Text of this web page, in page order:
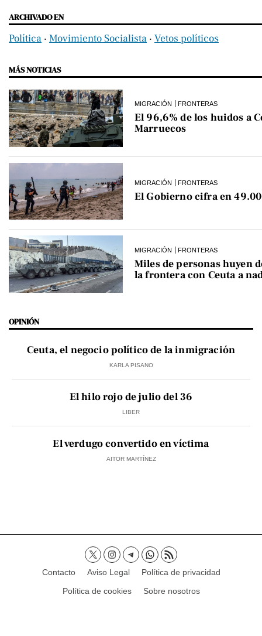
ARCHIVADO EN
Política ‧ Movimiento Socialista ‧ Vetos políticos
MÁS NOTICIAS
MIGRACIÓN FRONTERAS
El 96,6% de los huidos a
Marruecos
MIGRACIÓN FRONTERAS
El Gobierno cifra en
MIGRACIÓN FRONTERAS
Miles de personas huyen
la frontera con Ceuta a
OPINIÓN
Ceuta, el negocio político de la inmigración
KARLA PISANO
El hilo rojo de julio del 36
LIBER
El verdugo convertido en víctima
AITOR MARTÍNEZ
Contacto Aviso Legal
Política de privacidad
Política de cookies
Sobre nosotros